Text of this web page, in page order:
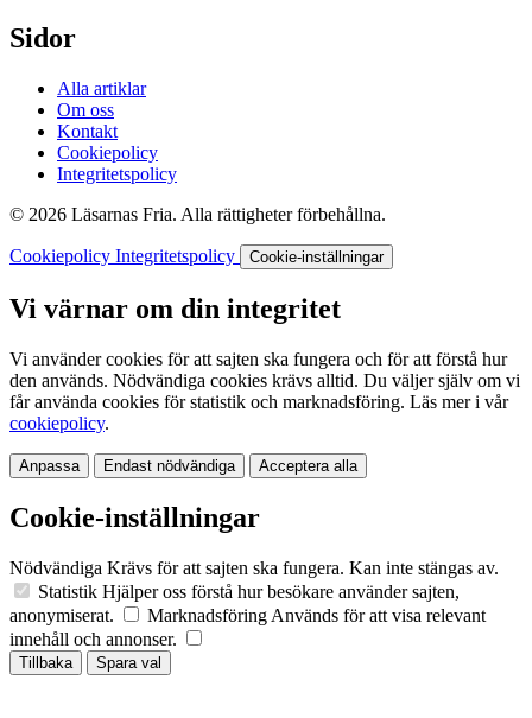
Sidor
Alla artiklar
Om oss
Kontakt
Cookiepolicy
Integritetspolicy
© 2026 Läsarnas Fria. Alla rättigheter förbehållna.
Cookiepolicy Integritetspolicy Cookie-inställningar
Vi värnar om din integritet
Vi använder cookies för att sajten ska fungera och för att förstå hur
den används. Nödvändiga cookies krävs alltid. Du väljer själv om vi
får använda cookies för statistik och marknadsföring. Läs mer i vår
cookiepolicy.
Anpassa Endast nödvändiga Acceptera alla
Cookie-inställningar
Nödvändiga Krävs för att sajten ska fungera. Kan inte stängas av.
Statistik Hjälper oss förstå hur besökare använder sajten,
anonymiserat.
Marknadsföring Används för att visa relevant
innehåll och annonser.
Tillbaka Spara val